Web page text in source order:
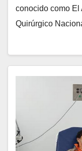
conocido como El
Quirúrgico